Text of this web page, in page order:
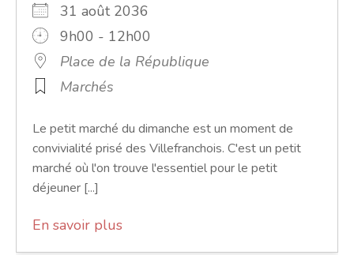
31 août 2036
9h00 - 12h00
Place de la République
Marchés
Le petit marché du dimanche est un moment de
convivialité prisé des Villefranchois. C'est un petit
marché où l'on trouve l'essentiel pour le petit
déjeuner [...]
En savoir plus